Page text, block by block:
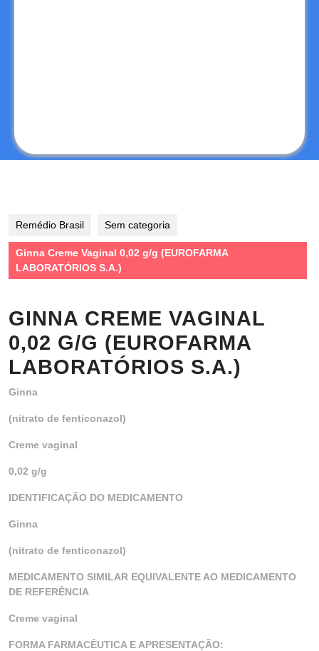
Remédio Brasil Sem categoria
Ginna Creme Vaginal 0,02 g/g (EUROFARMA
LABORATÓRIOS S.A.)
GINNA CREME VAGINAL
0,02 G/G (EUROFARMA
LABORATÓRIOS S.A.)
Ginna
(nitrato de fenticonazol)
Creme vaginal
0,02 g/g
IDENTIFICAÇÃO DO MEDICAMENTO
Ginna
(nitrato de fenticonazol)
MEDICAMENTO SIMILAR EQUIVALENTE AO MEDICAMENTO
DE REFERÊNCIA
Creme vaginal
FORMA FARMACÊUTICA E APRESENTAÇÃO: